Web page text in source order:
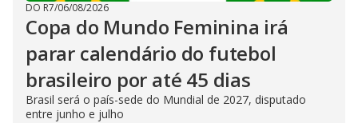
DO R7/06/08/2026
Copa do Mundo Feminina irá
parar calendário do futebol
brasileiro por até 45 dias
Brasil será o país-sede do Mundial de 2027, disputado
entre junho e julho